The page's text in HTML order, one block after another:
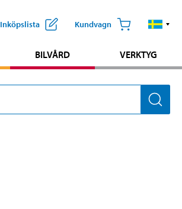
Inköpslista Kundvagn
BILVÅRD VERKTYG